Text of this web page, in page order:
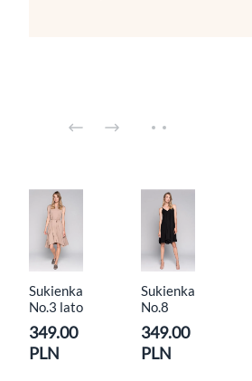
Sukienka
No.3 lato
349.00
PLN
Sukienka
No.8
349.00
PLN